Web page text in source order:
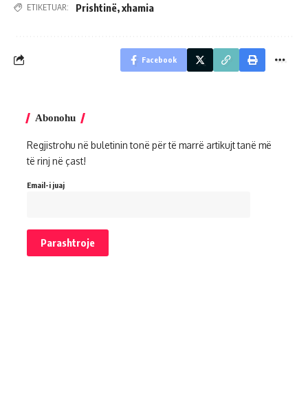
ETIKETUAR: Prishtinë,xhamia
Facebook
Abonohu
Regjistrohu në buletinin tonë për të marrë artikujt tanë më
të rinj në çast!
Email-i juaj